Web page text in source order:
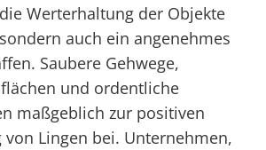
Werterhaltung der Objekte
auch ein angenehmes
Saubere Gehwege,
und ordentliche
maßgeblich zur positiven
Lingen bei. Unternehmen,